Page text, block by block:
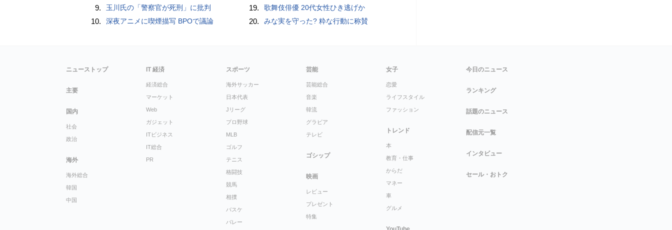
9. 玉川氏の「警察官が死刑」に批判
10. 深夜アニメに喫煙描写 BPOで議論
19. 歌舞伎俳優 20代女性ひき逃げか
20. みな実を守った? 粋な行動に称賛
ニューストップ
主要
国内
社会
政治
海外
海外総合
韓国
中国
IT 経済
経済総合
マーケット
Web
ガジェット
ITビジネス
IT総合
PR
スポーツ
海外サッカー
日本代表
Jリーグ
プロ野球
MLB
ゴルフ
テニス
格闘技
競馬
相撲
バスケ
バレー
芸能
芸能総合
音楽
韓流
グラビア
テレビ
ゴシップ
映画
レビュー
プレゼント
特集
女子
恋愛
ライフスタイル
ファッション
トレンド
本
教育・仕事
からだ
マネー
車
グルメ
今日のニュース
ランキング
話題のニュース
配信元一覧
インタビュー
セール・おトク